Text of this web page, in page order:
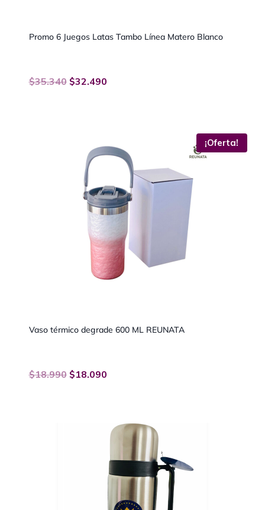
Promo 6 Juegos Latas Tambo Línea Matero Blanco
$35.340 $32.490
¡Oferta!
Vaso térmico degrade 600 ML REUNATA
$18.990 $18.090